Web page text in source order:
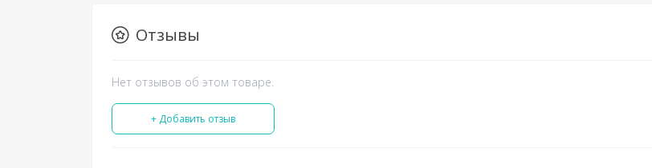
Отзывы
Нет отзывов об этом товаре.
+ Добавить отзыв